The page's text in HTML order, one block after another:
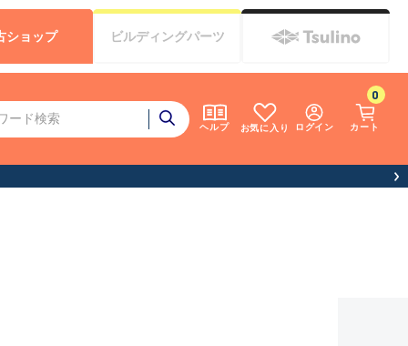
ヘルプ お気に入り ログイン カート
0
ショップ ビルディングパーツ